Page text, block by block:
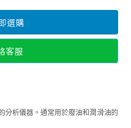
選購
客服
分析儀器。通常用於廢油和潤滑油的